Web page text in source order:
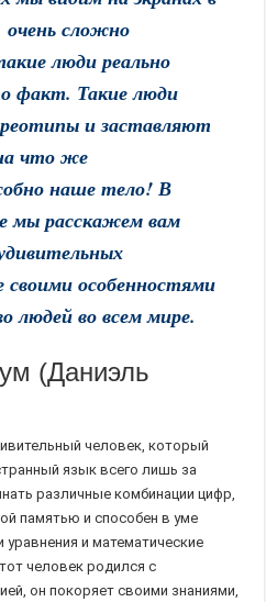
очень сложно
люди реально
факт. Такие люди
и заставляют
что же
наше тело! В
мы расскажем вам
особенностями
людей во всем мире.
(Даниэль
человек, который
язык всего лишь за
различные комбинации цифр,
памятью и способен в уме
и математические
человек родился с
он покоряет своими знаниями,